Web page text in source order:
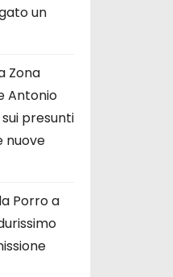
un
Zona
Antonio
presunti
nuove
Porro a